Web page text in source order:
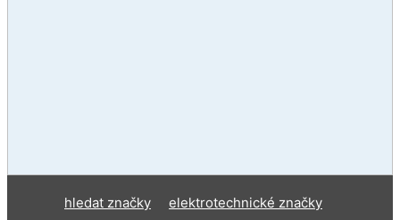
hledat značky
elektrotechnické značky